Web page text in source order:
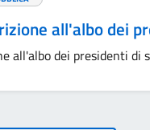
all'albo dei
all'albo dei presidenti di